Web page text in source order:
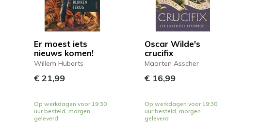
Er moest iets
nieuws komen!
Willem Huberts
€ 21,99
Op werkdagen voor 19:30
uur besteld, morgen
geleverd
Oscar Wilde's
crucifix
Maarten Asscher
€ 16,99
Op werkdagen voor 19:30
uur besteld, morgen
geleverd